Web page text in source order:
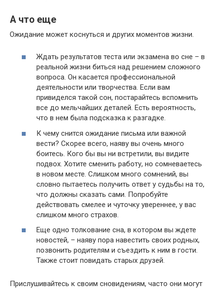
А что еще
Ожидание может коснуться и других моментов жизни.
Ждать результатов теста или экзамена во сне – в
реальной жизни биться над решением сложного
вопроса. Он касается профессиональной
деятельности или творчества. Если вам
привиделся такой сон, постарайтесь вспомнить
все до мельчайших деталей. Есть вероятность,
что в нем была подсказка к разгадке.
К чему снится ожидание письма или важной
вести? Скорее всего, наяву вы очень много
боитесь. Кого бы вы ни встретили, вы видите
подвох. Хотите сменить работу, но сомневаетесь
в новом месте. Слишком много сомнений, вы
словно пытаетесь получить ответ у судьбы на то,
что должны сказать сами. Попробуйте
действовать смелее и чуточку увереннее, у вас
слишком много страхов.
Еще одно толкование сна, в котором вы ждете
новостей, – наяву пора навестить своих родных,
позвонить родителям и съездить к ним в гости.
Также стоит повидать старых друзей.
Прислушивайтесь к своим сновидениям, часто они могут